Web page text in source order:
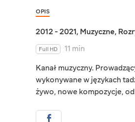
OPIS
2012 - 2021, Muzyczne,
Full HD
11 min
Kanał muzyczny.
wykonywane w językach
żywo, nowe kompozycje,